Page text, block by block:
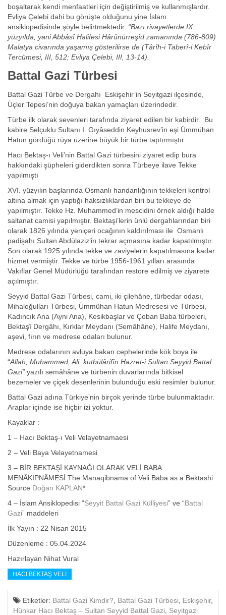
boşaltarak kendi menfaatleri için değiştirilmiş ve kullanmışlardır.
Evliya Çelebi dahi bu görüşte olduğunu yine İslam
ansiklopedisinde şöyle belirtmektedir. “Bazı rivayetlerde IX.
yüzyılda, yani Abbâsî Halifesi Hârûnürreşîd zamanında (786-809)
Malatya civarında yaşamış gösterilirse de (Târîh-i Taberî-i Kebîr
Tercümesi, III, 512; Evliya Çelebi, III, 13-14).
Battal Gazi Türbesi
Battal Gazi Türbe ve Dergahı Eskişehir’in Seyitgazi ilçesinde,
Üçler Tepesi’nin doğuya bakan yamaçları üzerindedir.
Türbe ilk olarak sevenleri tarafında ziyaret edilen bir kabirdir.
Bu
kabire Selçuklu Sultanı I. Gıyâseddin Keyhusrev’in eşi Ümmühan
Hatun gördüğü rüya üzerine büyük bir türbe taptırmıştır.
Hacı Bektaş-ı Veli’nin Battal Gazi türbesini ziyaret edip bura
hakkındaki şüpheleri giderdikten sonra Türbeye ilave Tekke
yapılmıştı
XVI. yüzyılın başlarında Osmanlı handanlığının tekkeleri kontrol
altına almak için yaptığı haksızlıklardan biri bu tekkeye de
yapılmıştır. Tekke Hz. Muhammed’in mescidini örnek aldığı halde
saltanat camisi yapılmıştır. Bektaşi’lerin ünlü dergahlarından biri
olarak 1826 yılında yeniçeri ocağının kaldırılması ile Osmanlı
padişahı Sultan Abdülaziz’in tekrar açmasına kadar kapatılmıştır.
Son olarak 1925 yılında tekke ve zaviyelerin kapatılmasına kadar
hizmet vermiştir. Tekke ve türbe 1956-1961 yılları arasında
Vakıflar Genel Müdürlüğü tarafından restore edilmiş ve ziyarete
açılmıştır.
Seyyid Battal Gazi Türbesi, cami, iki çilehâne, türbedar odası,
Mihaloğulları Türbesi, Ümmühan Hatun Medresesi ve Türbesi,
Kadıncık Ana (Ayni Ana), Kesikbaşlar ve Çoban Baba türbeleri,
Bektaşî Dergâhı, Kırklar Meydanı (Semâhâne), Halife Meydanı,
aşevi, fırın ve medrese odaları bulunur.
Medrese odalarının avluya bakan cephelerinde kök boya ile
“Allah, Muhammed, Ali, kutbülârifîn Hazret-i Sultan Seyyid Battal
Gazi” yazılı semâhâne ve türbenin duvarlarında bitkisel
bezemeler ve çiçek desenlerinin bulunduğu eski resimler bulunur.
Battal Gazi adına Türkiye’nin birçok yerinde türbe bulunmaktadır.
Araplar içinde ise hiçbir izi yoktur.
Kayaklar :
1 – Hacı Bektaş-ı Veli Velayetnamaesi
2 – Veli Baya Velayetnamesi
3 – BİR BEKTAŞİ KAYNAĞI OLARAK VELİ BABA
MENÂKIPNÂMESİ The Manaqibnama of Veli Baba as a Bektashi
Source Doğan KAPLAN*
4 – İslam Ansiklopedisi “Seyyit Battal Gazi Külliyesi” ve “Battal
Gazi” maddeleri
İlk Yayın : 22 Nisan 2015
Düzenleme : 05.04.2024
Hazırlayan Nihat Vural
HACI BEKTAŞ VELI
Etiketler: Battal Gazi Kimdir? Battal Gazi Türbesi Eskişehir,
Hünkar Hacı Bektaş – Sultan Seyyid Battal Gazi
Seyitgazi